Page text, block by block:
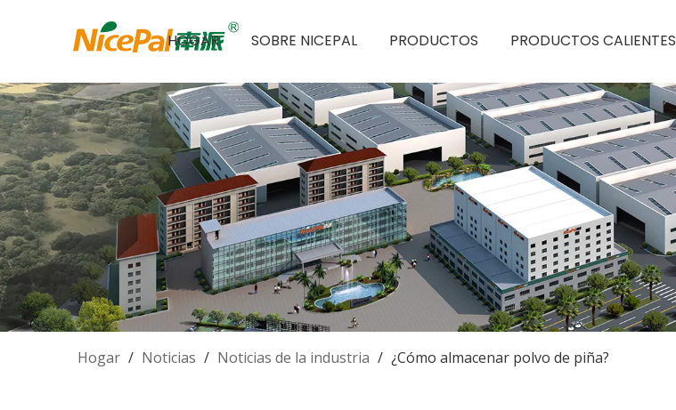
HOGAR SOBRE NICEPAL PRODUCTOS PRODUCTOS CALIENTES
Hogar / Noticias / Noticias de la industria / ¿Cómo almacenar polvo de piña?